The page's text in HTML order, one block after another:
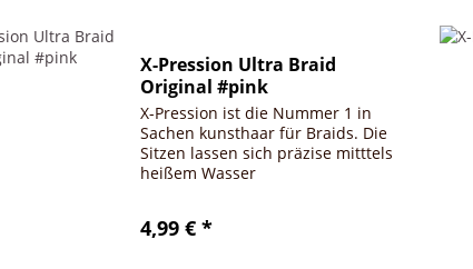
X-Pression Ultra Braid
Original #pink
X-Pression ist die Nummer 1 in
Sachen kunsthaar für Braids. Die
Sitzen lassen sich präzise mitttels
heißem Wasser
4,99 € *